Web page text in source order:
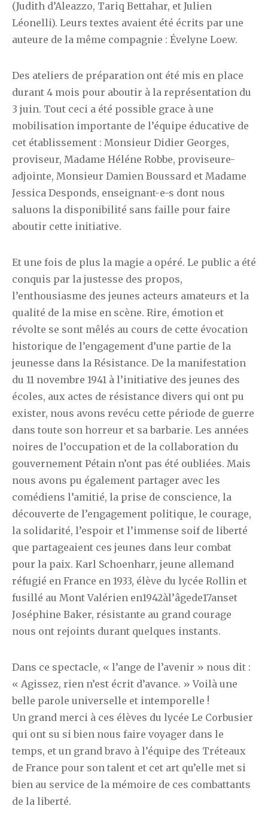
(Judith d’Aleazzo, Tariq Bettahar, et Julien
Léonelli). Leurs textes avaient été écrits par une
auteure de la même compagnie : Évelyne Loew.
Des ateliers de préparation ont été mis en place
durant 4 mois pour aboutir à la représentation du
3 juin. Tout ceci a été possible grace à une
mobilisation importante de l’équipe éducative de
cet établissement : Monsieur Didier Georges,
proviseur, Madame Héléne Robbe, proviseure-
adjointe, Monsieur Damien Boussard et Madame
Jessica Desponds, enseignant-e-s dont nous
saluons la disponibilité sans faille pour faire
aboutir cette initiative.
Et une fois de plus la magie a opéré. Le public a été
conquis par la justesse des propos,
l’enthousiasme des jeunes acteurs amateurs et la
qualité de la mise en scène. Rire, émotion et
révolte se sont mêlés au cours de cette évocation
historique de l’engagement d’une partie de la
jeunesse dans la Résistance. De la manifestation
du 11 novembre 1941 à l’initiative des jeunes des
écoles, aux actes de résistance divers qui ont pu
exister, nous avons revécu cette période de guerre
dans toute son horreur et sa barbarie. Les années
noires de l’occupation et de la collaboration du
gouvernement Pétain n’ont pas été oubliées. Mais
nous avons pu également partager avec les
comédiens l’amitié, la prise de conscience, la
découverte de l’engagement politique, le courage,
la solidarité, l’espoir et l’immense soif de liberté
que partageaient ces jeunes dans leur combat
pour la paix. Karl Schoenharr, jeune allemand
réfugié en France en 1933, élève du lycée Rollin et
fusillé au Mont Valérien en1942àl’âgede17anset
Joséphine Baker, résistante au grand courage
nous ont rejoints durant quelques instants.
Dans ce spectacle, « l’ange de l’avenir » nous dit :
« Agissez, rien n’est écrit d’avance. » Voilà une
belle parole universelle et intemporelle !
Un grand merci à ces élèves du lycée Le Corbusier
qui ont su si bien nous faire voyager dans le
temps, et un grand bravo à l’équipe des Tréteaux
de France pour son talent et cet art qu’elle met si
bien au service de la mémoire de ces combattants
de la liberté.